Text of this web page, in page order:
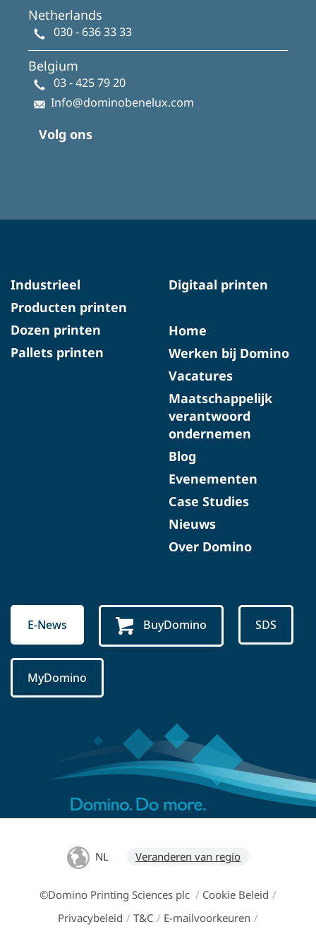
Netherlands
030 - 636 33 33
Belgium
03 - 425 79 20
Info@dominobenelux.com
Volg ons
Industrieel
Producten printen
Dozen printen
Pallets printen
Digitaal printen
Home
Werken bij Domino
Vacatures
Maatschappelijk
verantwoord
ondernemen
Blog
Evenementen
Case Studies
Nieuws
Over Domino
E-News BuyDomino SDS
MyDomino
NL Veranderen van regio
©Domino Printing Sciences plc / Cookie Beleid /
Privacybeleid / T&C / E-mailvoorkeuren /